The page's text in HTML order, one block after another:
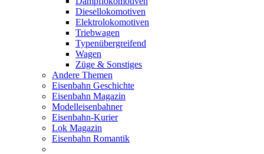
Diesellokomotiven
Elektrolokomotiven
Triebwagen
Typenübergreifend
Wagen
Züge & Sonstiges
Andere Themen
Eisenbahn Geschichte
Eisenbahn Magazin
Modelleisenbahner
Eisenbahn-Kurier
Lok Magazin
Eisenbahn Romantik